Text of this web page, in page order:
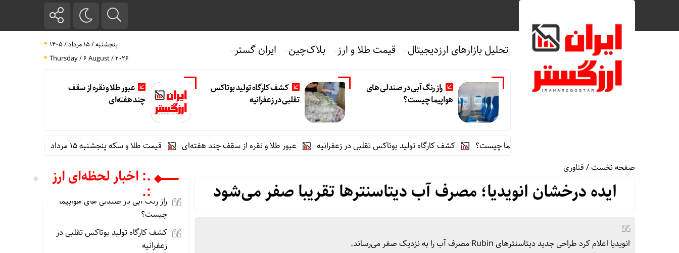
تحلیل بازارهای ارزدیجیتال قیمت طلا و ارز بلاک‌چین ایران گستر
پنجشنبه / ۱۵ مرداد / ۱۴۰۵
Thursday / 6 August / 2026
راز رنگ آبی در صندلی های
هواپیما چیست؟
کشف کارگاه تولید بوتاکس
تقلبی در زعفرانیه
عبور طلا و نقره از سقف
چند هفته‌ای
راز رنگ آبی در صندلی های هواپیما چیست؟ کشف کارگاه تولید بوتاکس تقلبی در زعفرانیه عبور طلا و نقره از سقف چند هفته‌ای قیمت طلا و سکه پنجشنبه 15 مرداد
گوگل اسیستنت
صفحه نخست/فناوری
ایده درخشان انویدیا؛ مصرف آب دیتاسنترها تقریبا صفر می‌شود
انویدیا اعلام کرد طراحی جدید دیتاسنترهای Rubin مصرف آب را به نزدیک صفر می‌رساند.
.: اخبار لحظه‌ای ارز
:.
راز رنگ آبی در صندلی های هواپیما
چیست؟
کشف کارگاه تولید بوتاکس تقلبی در
زعفرانیه